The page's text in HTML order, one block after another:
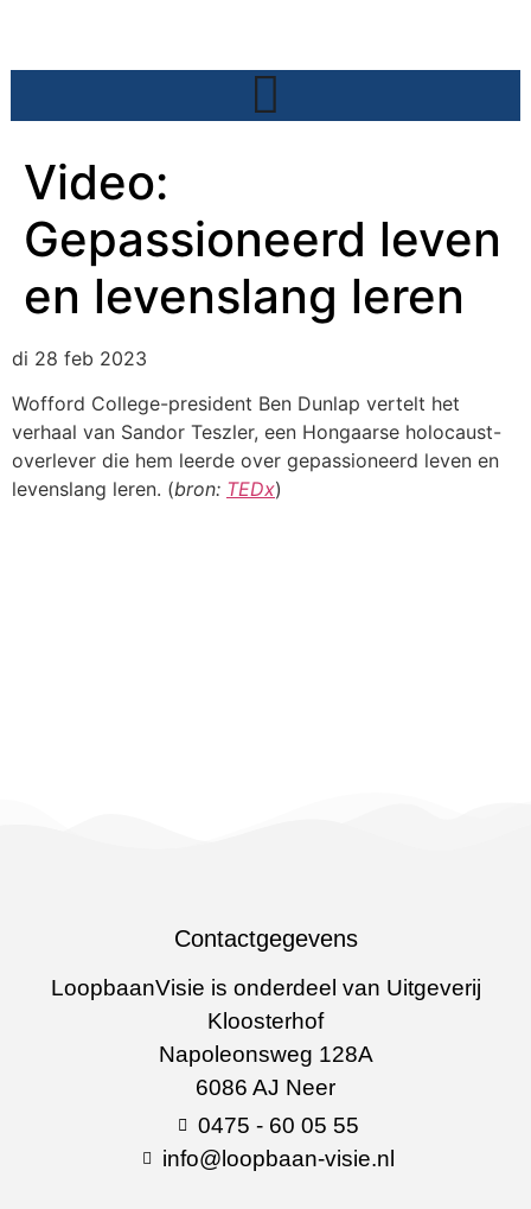
Video:
Gepassioneerd leven
en levenslang leren
di 28 feb 2023
Wofford College-president Ben Dunlap vertelt het
verhaal van Sandor Teszler, een Hongaarse holocaust-
overlever die hem leerde over gepassioneerd leven en
levenslang leren. (bron: TEDx)
Contactgegevens
LoopbaanVisie is onderdeel van Uitgeverij
Kloosterhof
Napoleonsweg 128A
6086 AJ Neer
0475 - 60 05 55
info@loopbaan-visie.nl